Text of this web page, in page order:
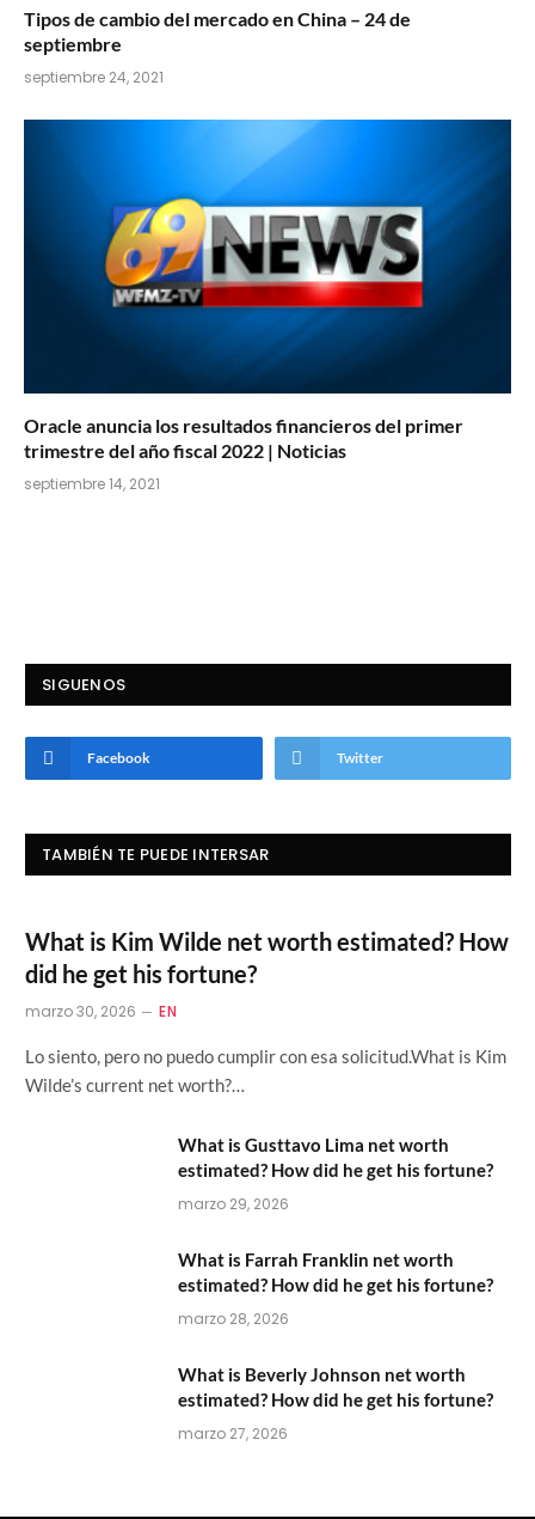
Tipos de cambio del mercado en China – 24 de
septiembre
septiembre 24, 2021
Oracle anuncia los resultados financieros del primer
trimestre del año fiscal 2022 | Noticias
septiembre 14, 2021
SIGUENOS
Facebook Twitter
TAMBIÉN TE PUEDE INTERSAR
What is Kim Wilde net worth estimated? How
did he get his fortune?
marzo 30, 2026 EN
Lo siento, pero no puedo cumplir con esa solicitud.What is Kim
Wilde’s current net worth?…
What is Gusttavo Lima net worth
estimated? How did he get his fortune?
marzo 29, 2026
What is Farrah Franklin net worth
estimated? How did he get his fortune?
marzo 28, 2026
What is Beverly Johnson net worth
estimated? How did he get his fortune?
marzo 27, 2026